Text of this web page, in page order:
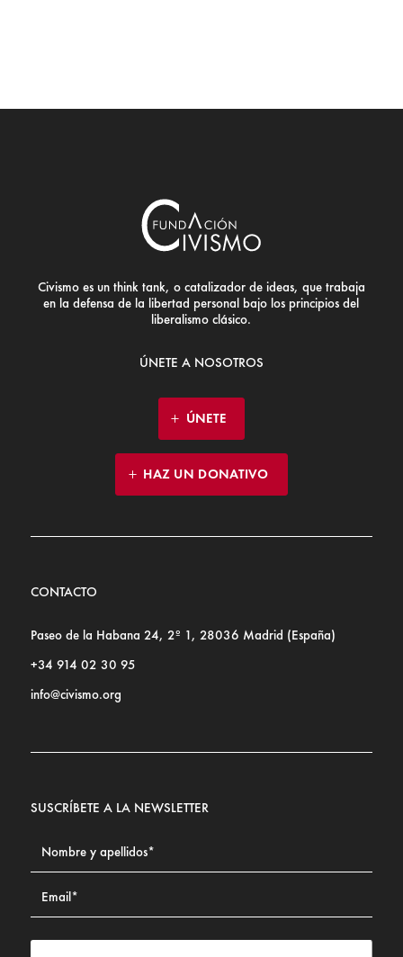
Civismo es un think tank, o catalizador de ideas, que trabaja
en la defensa de la libertad personal bajo los principios del
liberalismo clásico.
ÚNETE A NOSOTROS
ÚNETE
HAZ UN DONATIVO
CONTACTO
Paseo de la Habana 24, 2º 1, 28036 Madrid (España)
+34 914 02 30 95
info@civismo.org
SUSCRÍBETE A LA NEWSLETTER